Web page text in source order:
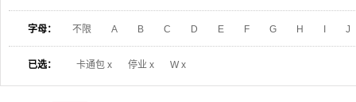
字母： 不限 A B C D E F G H J
已选： 卡通包 x 停业 x W x